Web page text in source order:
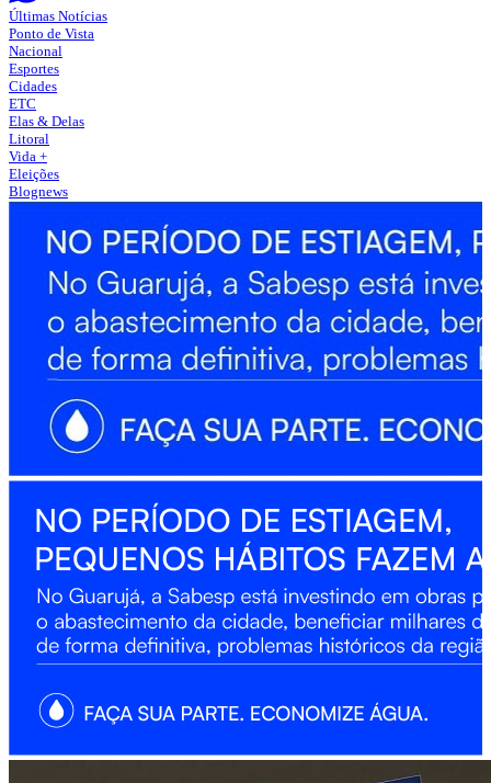
Últimas Notícias
Ponto de Vista
Nacional
Esportes
Cidades
ETC
Elas & Delas
Litoral
Vida +
Eleições
Blognews